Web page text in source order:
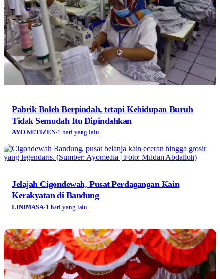
Pabrik Boleh Berpindah, tetapi Kehidupan Buruh
Tidak Semudah Itu Dipindahkan
AYO NETIZEN·1 hari yang lalu
Jelajah Cigondewah, Pusat Perdagangan Kain
Kerakyatan di Bandung
LINIMASA·1 hari yang lalu